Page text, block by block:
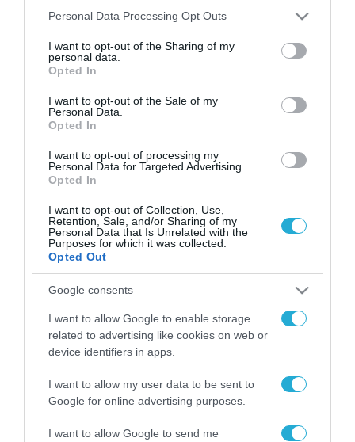
Please note that this website/app uses one or more Google
not limited to your visit or usage behaviour. You may click to
grant or deny consent to Google and its third-party tags to
use your data for below specified purposes in below Google
consent section.
Personal Data Processing Opt Outs
I want to opt-out of the Sharing of my
personal data.
Opted In
I want to opt-out of the Sale of my
Personal Data.
Opted In
I want to opt-out of processing my
Personal Data for Targeted Advertising.
Opted In
I want to opt-out of Collection, Use,
Retention, Sale, and/or Sharing of my
Personal Data that Is Unrelated with the
Purposes for which it was collected.
Opted Out
Google consents
I want to allow Google to enable storage
related to advertising like cookies on web or
device identifiers in apps.
I want to allow my user data to be sent to
Google for online advertising purposes.
I want to allow Google to send me